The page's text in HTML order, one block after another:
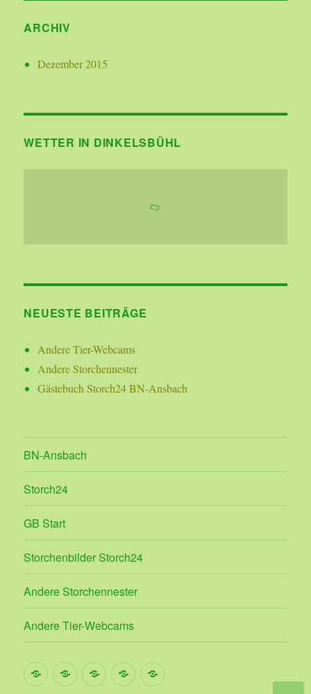
ARCHIV
Dezember 2015
WETTER IN DINKELSBÜHL
NEUESTE BEITRÄGE
Andere Tier-Webcams
Andere Storchennester
Gästebuch Storch24 BN-Ansbach
BN-Ansbach
Storch24
GB Start
Storchenbilder Storch24
Andere Storchennester
Andere Tier-Webcams
GästebuchStorchencam
Storch24AndereAndere